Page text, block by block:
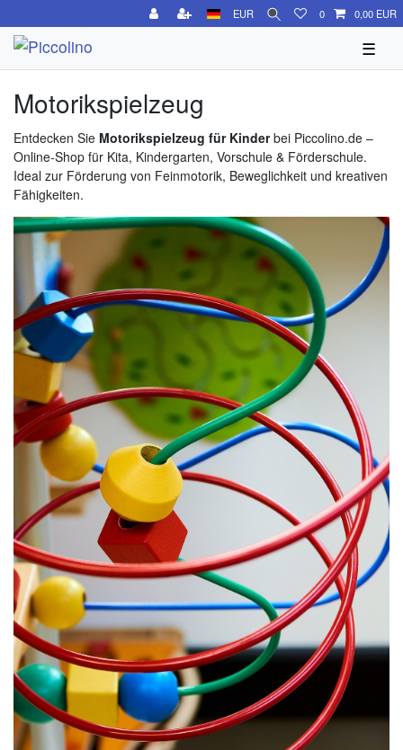
EUR 0 0,00 EUR
☰
Motorikspielzeug
Entdecken Sie Motorikspielzeug für Kinderbei Piccolino.de –
Online-Shop für Kita, Kindergarten, Vorschule & Förderschule.
Ideal zur Förderung von Feinmotorik, Beweglichkeit und kreativen
Fähigkeiten.